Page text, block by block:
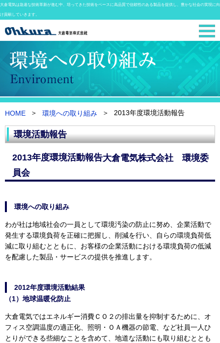
大倉電気は急速な技術革新が進む中、培ってきた技術をベースに高品質で信頼性のある製品を提供し、豊かな社会の実現に向
け貢献していきます。
HOME 環境への取り組み 2013年度環境活動報告
環境活動報告
2013年度環境活動報告大倉電気株式会社 環境委
員会
環境への取り組み
わが社は地域社会の一員として環境汚染の防止に努め、企業活動で
発生する環境負荷を正確に把握し、削減を行い、自らの環境負荷低
減に取り組むとともに、お客様の企業活動における環境負荷の低減
を配慮した製品・サービスの提供を推進します。
2012年度環境活動結果
（1）地球温暖化防止
大倉電気ではエネルギー消費ＣＯ２の排出量を抑制するために、オ
フィス空調温度の適正化、照明・ＯＡ機器の節電、など社員一人ひ
とりができる些細なことを含めて、地道な活動にも取り組むととも